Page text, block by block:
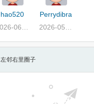
hao520
Perrydibra
左邻右里圈子